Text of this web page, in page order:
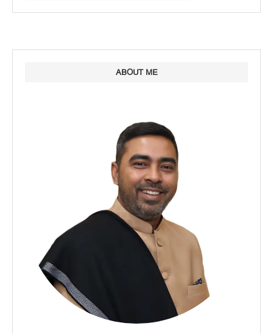
ABOUT ME